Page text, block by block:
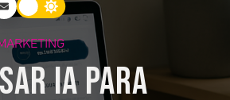
IA para